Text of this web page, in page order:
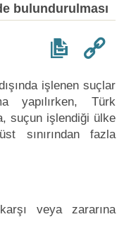
bulundurulması
işlenen suçlar
yapılırken, Türk
suçun işlendiği ülke
sınırından fazla
veya zararına